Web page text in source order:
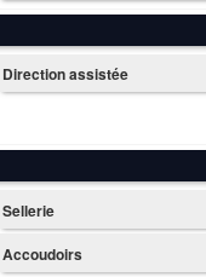
Direction assistée
Sellerie
Accoudoirs